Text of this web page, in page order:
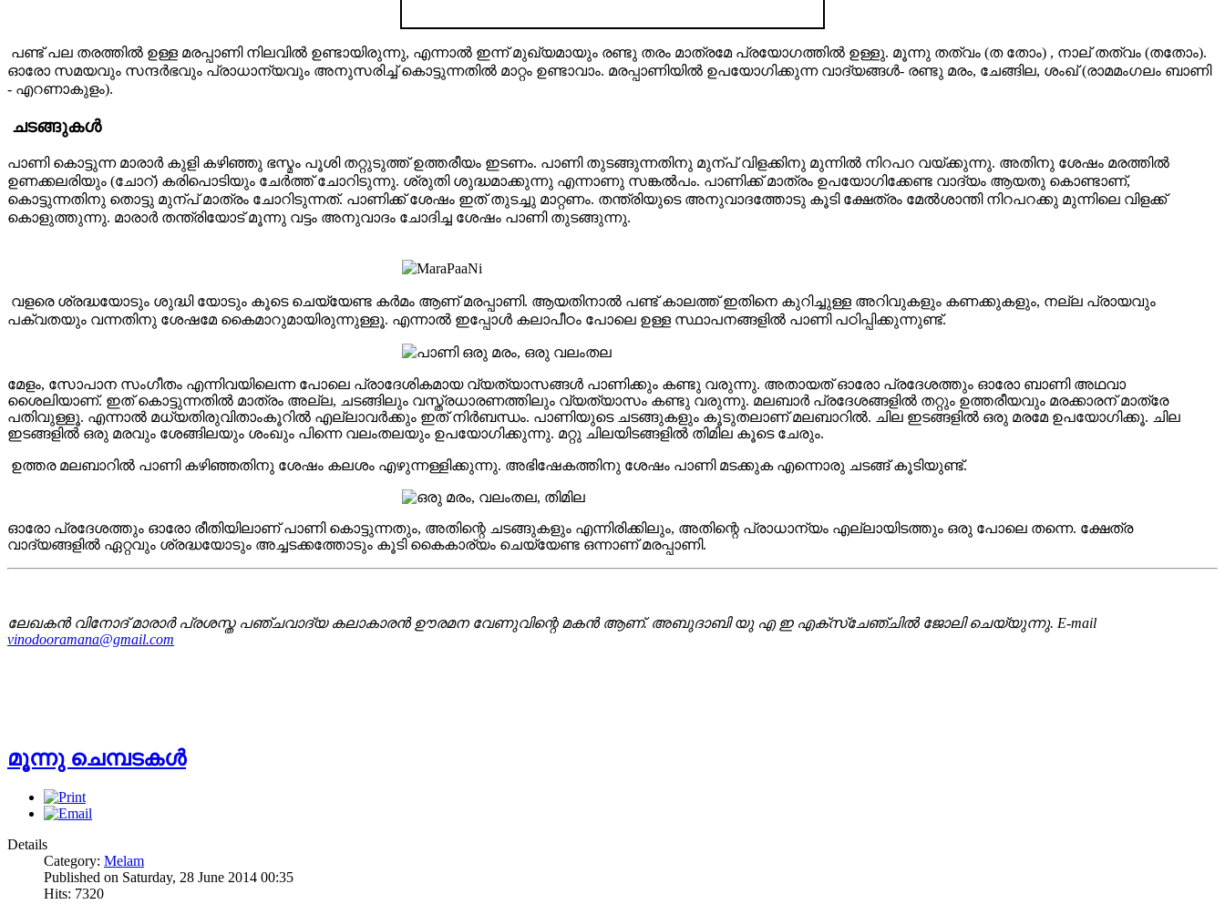
പണ്ട് പല തരത്തില്‍ ഉള്ള മരപ്പാണി നിലവില്‍ ഉണ്ടായിരുന്നു, എന്നാല്‍ ഇന്ന് മുഖ്യമായും രണ്ടു തരം മാത്രമേ പ്രയോഗത്തില്‍ ഉള്ളു. മൂന്നു തത്വം (ത തോം) , നാല് തത്വം (തതോം).
ഓരോ സമയവും സന്ദർഭവും പ്രാധാന്യവും അനുസരിച്ച് കൊട്ടുന്നതില്‍ മാറ്റം ഉണ്ടാവാം. മരപ്പാണിയില്‍ ഉപയോഗിക്കുന്ന വാദ്യങ്ങള്‍- രണ്ടു മരം, ചേങ്ങില, ശംഖ് (രാമമംഗലം ബാണി
- എറണാകുളം).
ചടങ്ങുകൾ
പാണി കൊട്ടുന്ന മാരാര്‍ കുളി കഴിഞ്ഞു ഭസ്മം പൂശി തറ്റുടുത്ത്‌ ഉത്തരീയം ഇടണം. പാണി തുടങ്ങുന്നതിനു മുന്പ് വിളക്കിനു മുന്നില്‍ നിറപറ വയ്ക്കുന്നു. അതിനു ശേഷം മരത്തില്‍
ഉണക്കലരിയും (ചോറ്) കരിപൊടിയും ചേര്‍ത്ത് ചോറിടുന്നു. ശ്രുതി ശുദ്ധമാക്കുന്നു എന്നാണു സങ്കല്‍പം. പാണിക്ക് മാത്രം ഉപയോഗിക്കേണ്ട വാദ്യം ആയതു കൊണ്ടാണ്,
കൊട്ടുന്നതിനു തൊട്ടു മുന്പ് മാത്രം ചോറിടുന്നത്. പാണിക്ക് ശേഷം ഇത് തുടച്ചു മാറ്റണം. തന്ത്രിയുടെ അനുവാദത്തോടു കൂടി ക്ഷേത്രം മേല്‍ശാന്തി നിറപറക്കു മുന്നിലെ വിളക്ക്
കൊളുത്തുന്നു. മാരാര്‍ തന്ത്രിയോട് മൂന്നു വട്ടം അനുവാദം ചോദിച്ച ശേഷം പാണി തുടങ്ങുന്നു.
വളരെ ശ്രദ്ധയോടും ശുദ്ധി യോടും കൂടെ ചെയ്യേണ്ട കര്‍മം ആണ് മരപ്പാണി. ആയതിനാല്‍ പണ്ട് കാലത്ത് ഇതിനെ കുറിച്ചുള്ള അറിവുകളും കണക്കുകളും, നല്ല പ്രായവും
പക്വതയും വന്നതിനു ശേഷമേ കൈമാറുമായിരുന്നുള്ളൂ. എന്നാല്‍ ഇപ്പോള്‍ കലാപീഠം പോലെ ഉള്ള സ്ഥാപനങ്ങളില്‍ പാണി പഠിപ്പിക്കുന്നുണ്ട്.
മേളം, സോപാന സംഗീതം എന്നിവയിലെന്ന പോലെ പ്രാദേശികമായ വ്യത്യാസങ്ങൾ പാണിക്കും കണ്ടു വരുന്നു. അതായത് ഓരോ പ്രദേശത്തും ഓരോ ബാണി അഥവാ
ശൈലിയാണ്. ഇത് കൊട്ടുന്നതിൽ മാത്രം അല്ല, ചടങ്ങിലും വസ്ത്രധാരണത്തിലും വ്യത്യാസം കണ്ടു വരുന്നു. മലബാർ പ്രദേശങ്ങളിൽ തറ്റും ഉത്തരീയവും മരക്കാരന് മാത്രേ
പതിവുള്ളൂ. എന്നാൽ മധ്യതിരുവിതാംകൂറിൽ എല്ലാവർക്കും ഇത് നിർബന്ധം. പാണിയുടെ ചടങ്ങുകളും കൂടുതലാണ് മലബാറിൽ. ചില ഇടങ്ങളില്‍ ഒരു മരമേ ഉപയോഗിക്കൂ. ചില
ഇടങ്ങളില്‍ ഒരു മരവും ശേങ്ങിലയും ശംഖും പിന്നെ വലംതലയും ഉപയോഗിക്കുന്നു. മറ്റു ചിലയിടങ്ങളിൽ തിമില കൂടെ ചേരും.
ഉത്തര മലബാറിൽ പാണി കഴിഞ്ഞതിനു ശേഷം കലശം എഴുന്നള്ളിക്കുന്നു. അഭിഷേകത്തിനു ശേഷം പാണി മടക്കുക എന്നൊരു ചടങ്ങ് കൂടിയുണ്ട്.
ഓരോ പ്രദേശത്തും ഓരോ രീതിയിലാണ് പാണി കൊട്ടുന്നതും, അതിന്റെ ചടങ്ങുകളും എന്നിരിക്കിലും, അതിന്റെ പ്രാധാന്യം എല്ലായിടത്തും ഒരു പോലെ തന്നെ. ക്ഷേത്ര
വാദ്യങ്ങളിൽ ഏറ്റവും ശ്രദ്ധയോടും അച്ചടക്കത്തോടും കൂടി കൈകാര്യം ചെയ്യേണ്ട ഒന്നാണ് മരപ്പാണി.
ലേഖകൻ വിനോദ് മാരാർ പ്രശസ്ത പഞ്ചവാദ്യ കലാകാരൻ ഊരമന വേണുവിന്റെ മകൻ ആണ്. അബുദാബി യു എ ഇ എക്സ്ചേഞ്ചിൽ ജോലി ചെയ്യുന്നു. E-mail
vinodooramana@gmail.com
മൂന്നു ചെമ്പടകൾ
Details
Category: Melam
Published on Saturday, 28 June 2014 00:35
Hits: 7320